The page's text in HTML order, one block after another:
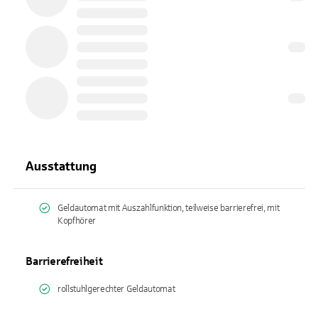
Ausstattung
Geldautomat mit Auszahlfunktion, teilweise barrierefrei, mit
Kopfhörer
Barrierefreiheit
rollstuhlgerechter Geldautomat